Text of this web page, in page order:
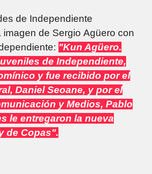
de Independiente
de Sergio Agüero con
"Kun Agüero.
de Independiente,
y fue recibido por el
Daniel Seoane, y por el
y Medios, Pablo
le entregaron la nueva
de Copas".